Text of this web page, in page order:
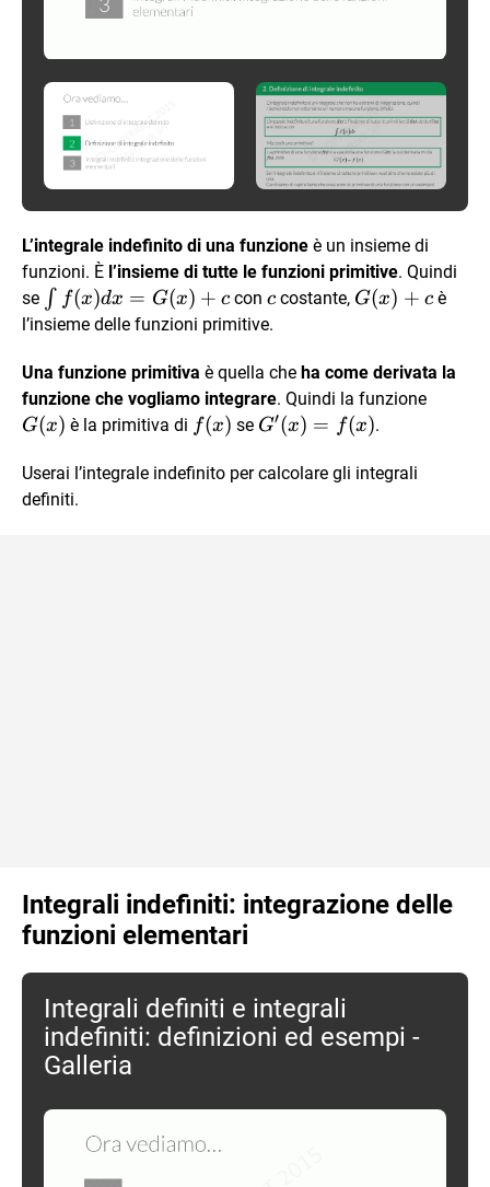
L’integrale indefinito di una funzione è un insieme di
funzioni. È l’insieme di tutte le funzioni primitive. Quindi
se \int
f(x)
=
G(x)
+ c
∫ f(x)dx = G(x) + c conc
c costante, G(x)
G(x) + cè
l’insieme delle funzioni primitive.
Una funzione primitiva è quella che ha come derivata la
funzione che vogliamo integrare. Quindi la funzione
G(x) è la primitiva di f(x)
f(x) se G'(x)=f(x)
G′(x) = f(x).
Userai l’integrale indefinito per calcolare gli integrali
definiti.
Integrali indefiniti: integrazione delle
funzioni elementari
Integrali definiti e integrali
indefiniti: definizioni ed esempi -
Galleria